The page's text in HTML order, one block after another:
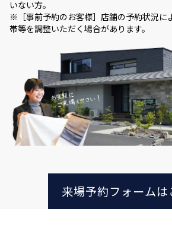
いない方。
※［事前予約のお客様］店舗の予約状況に
帯等を調整いただく場合があります。
来場予約フォームは